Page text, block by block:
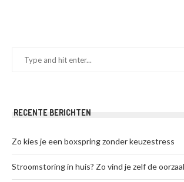
RECENTE BERICHTEN
Zo kies je een boxspring zonder keuzestress
Stroomstoring in huis? Zo vind je zelf de